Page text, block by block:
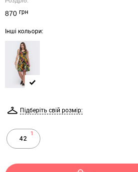
870 грн
Інші кольори:
Підберіть свій розмір:
1
42